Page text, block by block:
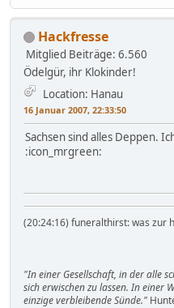
Hackfresse
Mitglied Beiträge: 6.560
Ödelgür, ihr Klokinder!
Location: Hanau
16 Januar 2007, 22:33:50
Sachsen sind alles Deppen.
:icon_mrgreen:
(20:24:16) funeralthirst: was zur
"In einer Gesellschaft, in der alle
sich erwischen zu lassen. In einer
einzige verbleibende Sünde."